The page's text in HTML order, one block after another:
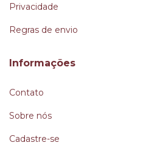
Privacidade
Regras de envio
Informações
Contato
Sobre nós
Cadastre-se